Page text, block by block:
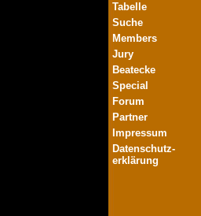
Tabelle
Suche
Members
Jury
Beatecke
Special
Forum
Partner
Impressum
Datenschutz-
erklärung